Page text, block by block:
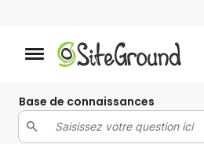
Bouton de navigation mobile
Base de connaissances